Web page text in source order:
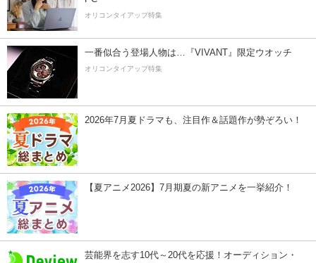
オリコンタイアップ特集
一番似合う登場人物は…『VIVANT』限定ウオッチ
オリコンタイアップ特集
2026年7月夏ドラマも、注目作＆話題作が勢ぞろい！
【夏アニメ2026】7月期夏の新アニメを一挙紹介！
芸能界を志す10代～20代を応援！オーディション・